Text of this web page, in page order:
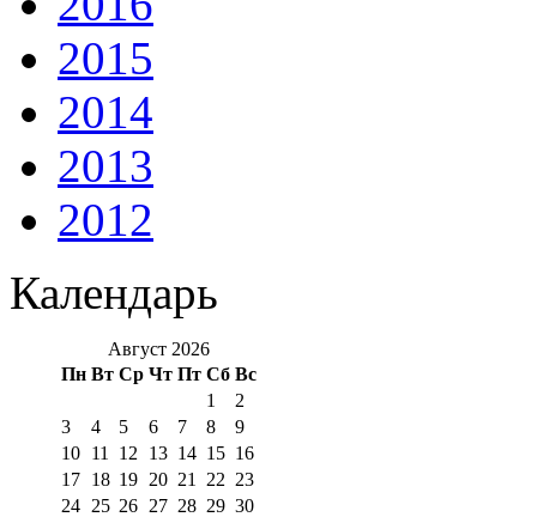
2015
2014
2013
2012
Календарь
Август 2026
Пн Вт Ср Чт Пт Сб Вс
1
2
3
4 5 6 7 8
9
10 11 12 13 14 15 16
17 18 19 20 21 22 23
24 25 26 27 28 29 30